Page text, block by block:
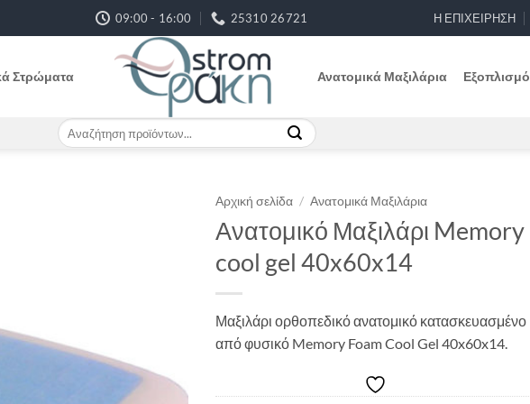
09:00 - 16:00 25310 26721 Η ΕΠΙΧΕΙΡΗΣΗ
Στρώματα Ανατομικά Μαξιλάρια
Αναζήτηση
για:
Αρχική σελίδα / Ανατομικά Μαξιλάρια
Ανατομικό Μαξιλάρι Memory
cool gel 40x60x14
Μαξιλάρι ορθοπεδικό ανατομικό κατασκευασμένο
από φυσικό Memory Foam Cool Gel 40x60x14.